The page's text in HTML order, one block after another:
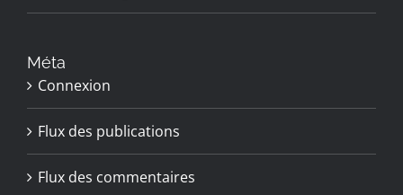
Méta
Connexion
Flux des publications
Flux des commentaires